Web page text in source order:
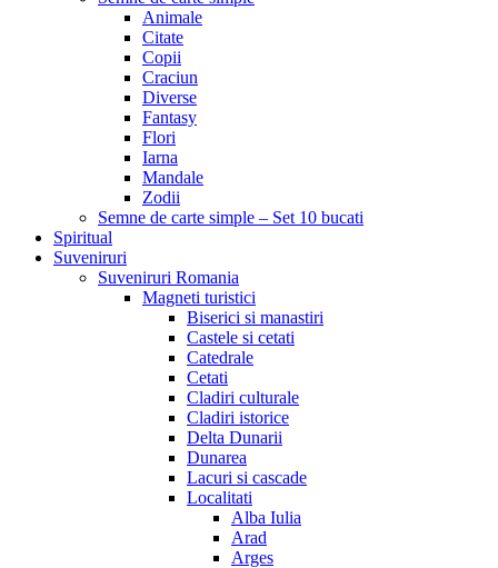
Animale
Citate
Copii
Craciun
Diverse
Fantasy
Flori
Iarna
Mandale
Zodii
Semne de carte simple – Set 10 bucati
Spiritual
Suveniruri
Suveniruri Romania
Magneti turistici
Biserici si manastiri
Castele si cetati
Catedrale
Cetati
Cladiri culturale
Cladiri istorice
Delta Dunarii
Dunarea
Lacuri si cascade
Localitati
Alba Iulia
Arad
Arges